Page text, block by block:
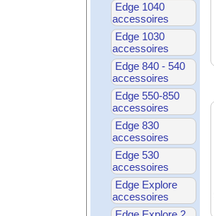
Edge 1040
accessoires
Edge 1030
accessoires
Edge 840 - 540
accessoires
Edge 550-850
accessoires
Edge 830
accessoires
Edge 530
accessoires
Edge Explore
accessoires